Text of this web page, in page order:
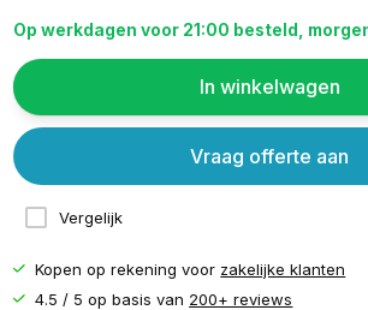
Op werkdagen voor 21:00 besteld,
In winkelwagen
Vergelijk
Vraag offerte aan
Kopen op rekening voor zakelijke klanten
4.5 / 5 op basis van 200+ reviews